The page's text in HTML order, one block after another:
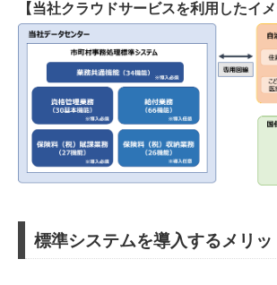
【当社クラウドサービスを利用したイメ
標準システムを導入するメリッ